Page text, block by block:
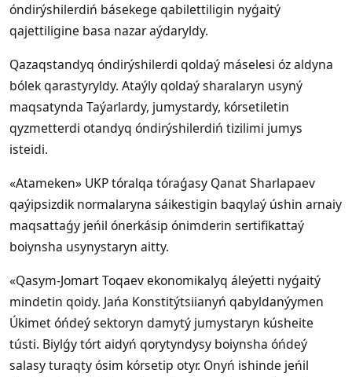
óndirýshilerdiń básekege qabilettiligin nyǵaitý
qajettiligine basa nazar aýdaryldy.
Qazaqstandyq óndirýshilerdi qoldaý máselesi óz aldyna
bólek qarastyryldy. Ataýly qoldaý sharalaryn usyný
maqsatynda Taýarlardy, jumystardy, kórsetiletin
qyzmetterdi otandyq óndirýshilerdiń tizilimi jumys
isteidi.
«Atameken» UKP tóralqa tóraǵasy Qanat Sharlapaev
qaýipsizdik normalaryna sáikestigin baqylaý úshin arnaiy
maqsattaǵy jeńil ónerkásip ónimderin sertifikattaý
boiynsha usynystaryn aitty.
«Qasym-Jomart Toqaev ekonomikalyq áleýetti nyǵaitý
mindetin qoidy. Jańa Konstitýtsiianyń qabyldanýymen
Úkimet óńdeý sektoryn damytý jumystaryn kúsheite
tústi. Biylǵy tórt aidyń qorytyndysy boiynsha óńdeý
salasy turaqty ósim kórsetip otyr. Onyń ishinde jeńil